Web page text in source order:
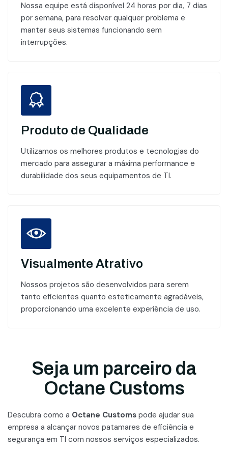
Nossa equipe está disponível 24 horas por dia, 7 dias
por semana, para resolver qualquer problema e
manter seus sistemas funcionando sem
interrupções.
Produto de Qualidade
Utilizamos os melhores produtos e tecnologias do
mercado para assegurar a máxima performance e
durabilidade dos seus equipamentos de TI.
Visualmente Atrativo
Nossos projetos são desenvolvidos para serem
tanto eficientes quanto esteticamente agradáveis,
proporcionando uma excelente experiência de uso.
Seja um parceiro da
Octane Customs
Descubra como a Octane Customs pode ajudar sua
empresa a alcançar novos patamares de eficiência e
segurança em TI com nossos serviços especializados.